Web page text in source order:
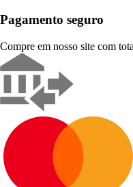
Pagamento seguro
Compre em nosso site com